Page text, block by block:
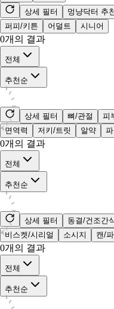
상세 필터
멍냥닥터 추
퍼피/키튼
어덜트 시니어
0개의 결과
전체
추천순
상세 필터 뼈/관절 피
면역력
저키/트릿 알약
0개의 결과
전체
추천순
상세 필터 동결/건조간
비스켓/시리얼
소시지 캔/
0개의 결과
전체
추천순